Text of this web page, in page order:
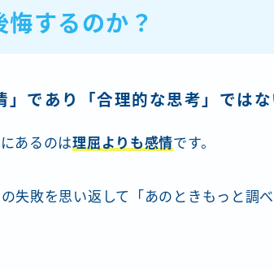
するのか？
であり「合理的な思考」ではな
あるのは理屈よりも感情です。
失敗を思い返して「あのときもっと調